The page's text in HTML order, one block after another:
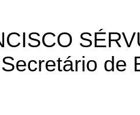
Secretário de